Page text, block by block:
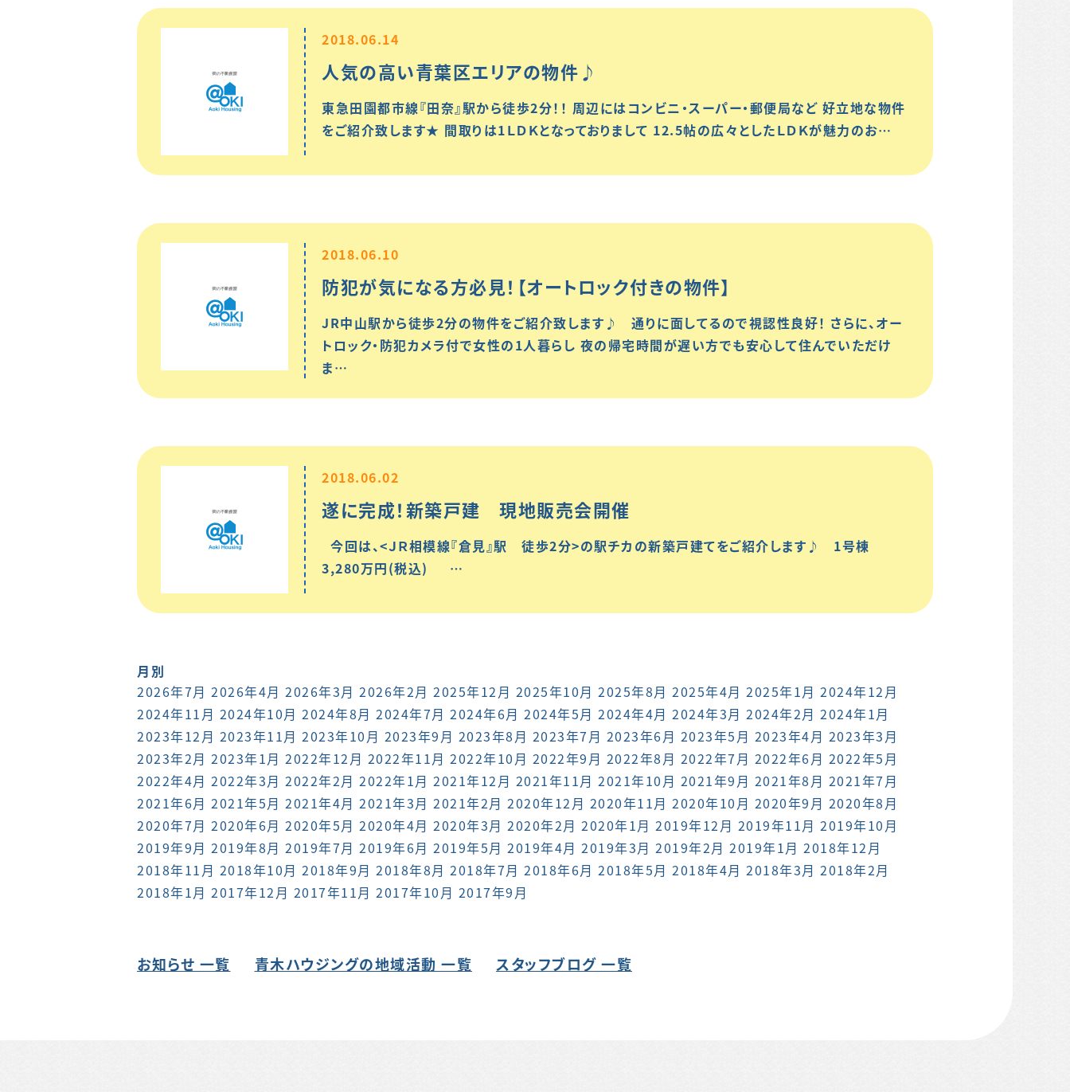
2018.06.14
人気の高い青葉区エリアの物件♪
東急田園都市線『田奈』駅から徒歩2分！！ 周辺にはコンビニ・スーパー・郵便局など 好立地な物件
をご紹介致します★ 間取りは1ＬＤＫとなっておりまして 12.5帖の広々としたＬＤＫが魅力のお…
2018.06.10
防犯が気になる方必見！【オートロック付きの物件】
JR中山駅から徒歩2分の物件をご紹介致します♪ 通りに面してるので視認性良好！ さらに、オー
トロック・防犯カメラ付で女性の1人暮らし 夜の帰宅時間が遅い方でも安心して住んでいただけ
ま…
2018.06.02
遂に完成！新築戸建 現地販売会開催
今回は、<ＪＲ相模線『倉見』駅 徒歩2分>の駅チカの新築戸建てをご紹介します♪ 1号棟
3,280万円(税込) …
月別
2026年7月 2026年4月 2026年3月 2026年2月 2025年12月 2025年10月 2025年8月 2025年4月 2025年1月 2024年12月
2024年11月 2024年10月 2024年8月 2024年7月 2024年6月 2024年5月 2024年4月 2024年3月 2024年2月 2024年1月
2023年12月 2023年11月 2023年10月 2023年9月 2023年8月 2023年7月 2023年6月 2023年5月 2023年4月 2023年3月
2023年2月 2023年1月 2022年12月 2022年11月 2022年10月 2022年9月 2022年8月 2022年7月 2022年6月 2022年5月
2022年4月 2022年3月 2022年2月 2022年1月 2021年12月 2021年11月 2021年10月 2021年9月 2021年8月 2021年7月
2021年6月 2021年5月 2021年4月 2021年3月 2021年2月 2020年12月 2020年11月 2020年10月 2020年9月 2020年8月
2020年7月 2020年6月 2020年5月 2020年4月 2020年3月 2020年2月 2020年1月 2019年12月 2019年11月 2019年10月
2019年9月 2019年8月 2019年7月 2019年6月 2019年5月 2019年4月 2019年3月 2019年2月 2019年1月 2018年12月
2018年11月 2018年10月 2018年9月 2018年8月 2018年7月 2018年6月 2018年5月 2018年4月 2018年3月 2018年2月
2018年1月 2017年12月 2017年11月 2017年10月 2017年9月
お知らせ 一覧 青木ハウジングの地域活動 一覧 スタッフブログ 一覧